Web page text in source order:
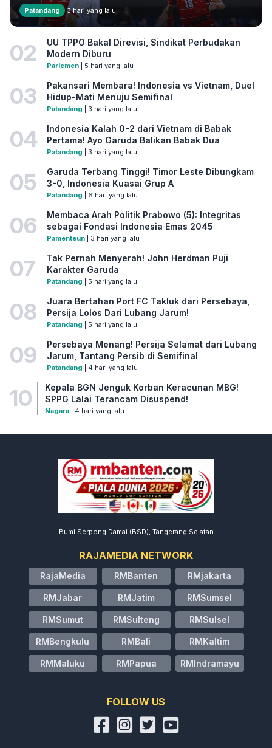
Patandang 3 hari yang lalu
02
UU TPPO Bakal Direvisi, Sindikat Perbudakan
Modern Diburu
Parlemen| 5 hari yang lalu
03
Pakansari Membara! Indonesia vs Vietnam, Duel
Hidup-Mati Menuju Semifinal
Patandang | 3 hari yang lalu
04
Indonesia Kalah 0-2 dari Vietnam di Babak
Pertama! Ayo Garuda Balikan Babak Dua
Patandang | 3 hari yang lalu
05
Garuda Terbang Tinggi! Timor Leste Dibungkam
3-0, Indonesia Kuasai Grup A
Patandang | 6 hari yang lalu
06
Membaca Arah Politik Prabowo (5): Integritas
sebagai Fondasi Indonesia Emas 2045
Pamenteun| 3 hari yang lalu
07
Tak Pernah Menyerah! John Herdman Puji
Karakter Garuda
Patandang | 5 hari yang lalu
08
Juara Bertahan Port FC Takluk dari Persebaya,
Persija Lolos Dari Lubang Jarum!
Patandang | 5 hari yang lalu
09
Persebaya Menang! Persija Selamat dari Lubang
Jarum, Tantang Persib di Semifinal
Patandang | 4 hari yang lalu
10
Kepala BGN Jenguk Korban Keracunan MBG!
SPPG Lalai Terancam Disuspend!
Nagara| 4 hari yang lalu
Bumi Serpong Damai (BSD), Tangerang Selatan
RAJAMEDIA NETWORK
RajaMedia RMBanten RMjakarta
RMJabar RMJatim RMSumsel
RMSumut RMSulteng RMSulsel
RMBengkulu RMBali RMKaltim
RMMaluku RMPapua RMIndramayu
FOLLOW US